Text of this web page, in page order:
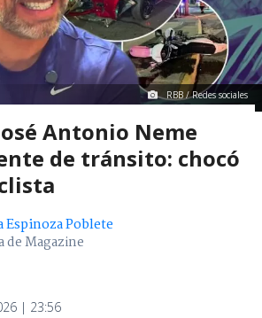
RBB / Redes sociales
Antonio Neme
de tránsito: chocó
Poblete
de Magazine
| 23:56